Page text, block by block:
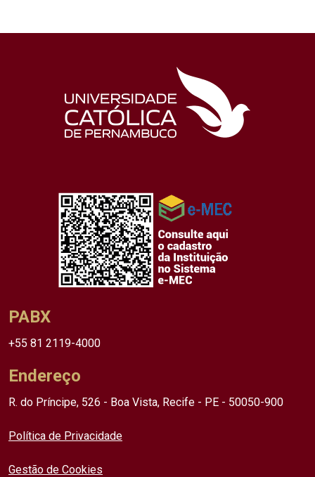
PABX
+55 81 2119-4000
Endereço
R. do Príncipe, 526 - Boa Vista, Recife - PE - 50050-900
Política de Privacidade
Gestão de Cookies